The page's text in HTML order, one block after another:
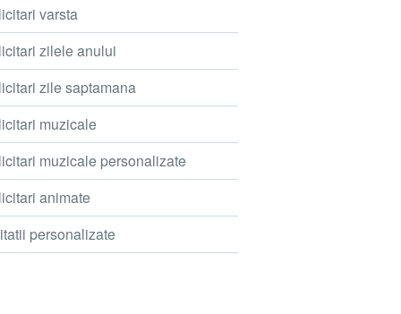
varsta
zilele anului
zile saptamana
muzicale
muzicale personalizate
animate
personalizate